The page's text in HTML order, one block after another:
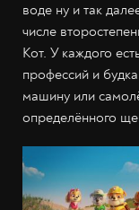
воде ну и так
числе
Кот. У каждого
профессий и
машину или
определённого